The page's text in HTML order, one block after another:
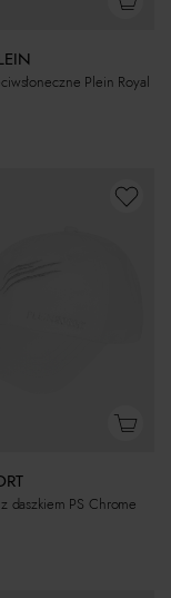
Plein Royal
z daszkiem PS Chrome